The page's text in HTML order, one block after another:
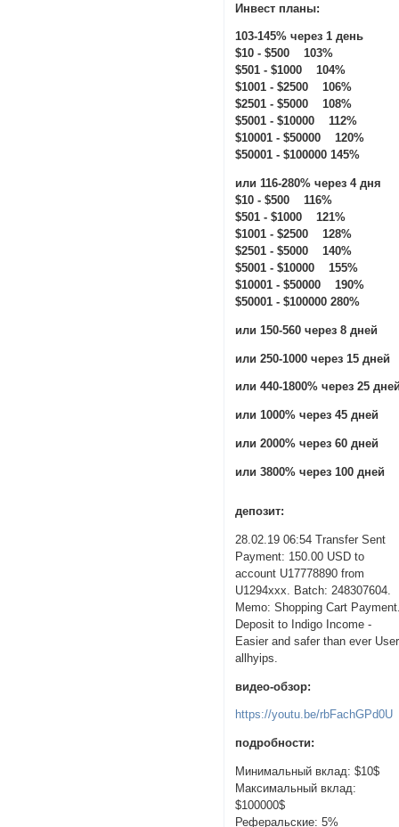
Инвест планы:
103-145% через 1 день
$10 - $500 103%
$501 - $1000 104%
$1001 - $2500 106%
$2501 - $5000 108%
$5001 - $10000 112%
$10001 - $50000 120%
$50001 - $100000 145%
или 116-280% через 4 дня
$10 - $500 116%
$501 - $1000 121%
$1001 - $2500 128%
$2501 - $5000 140%
$5001 - $10000 155%
$10001 - $50000 190%
$50001 - $100000 280%
или 150-560 через 8 дней
или 250-1000 через 15 дней
или 440-1800% через 25
или 1000% через 45 дней
или 2000% через 60 дней
или 3800% через 100 дней
депозит:
28.02.19 06:54 Transfer Sent
Payment: 150.00 USD to
account U17778890 from
U1294xxx. Batch: 248307604.
Memo: Shopping Cart
Deposit to Indigo Income -
Easier and safer than ever User
allhyips.
видео-обзор:
https://youtu.be/rbFachGPd0U
подробности:
Минимальный вклад: $10$
Максимальный вклад:
$100000$
Реферальские: 5%